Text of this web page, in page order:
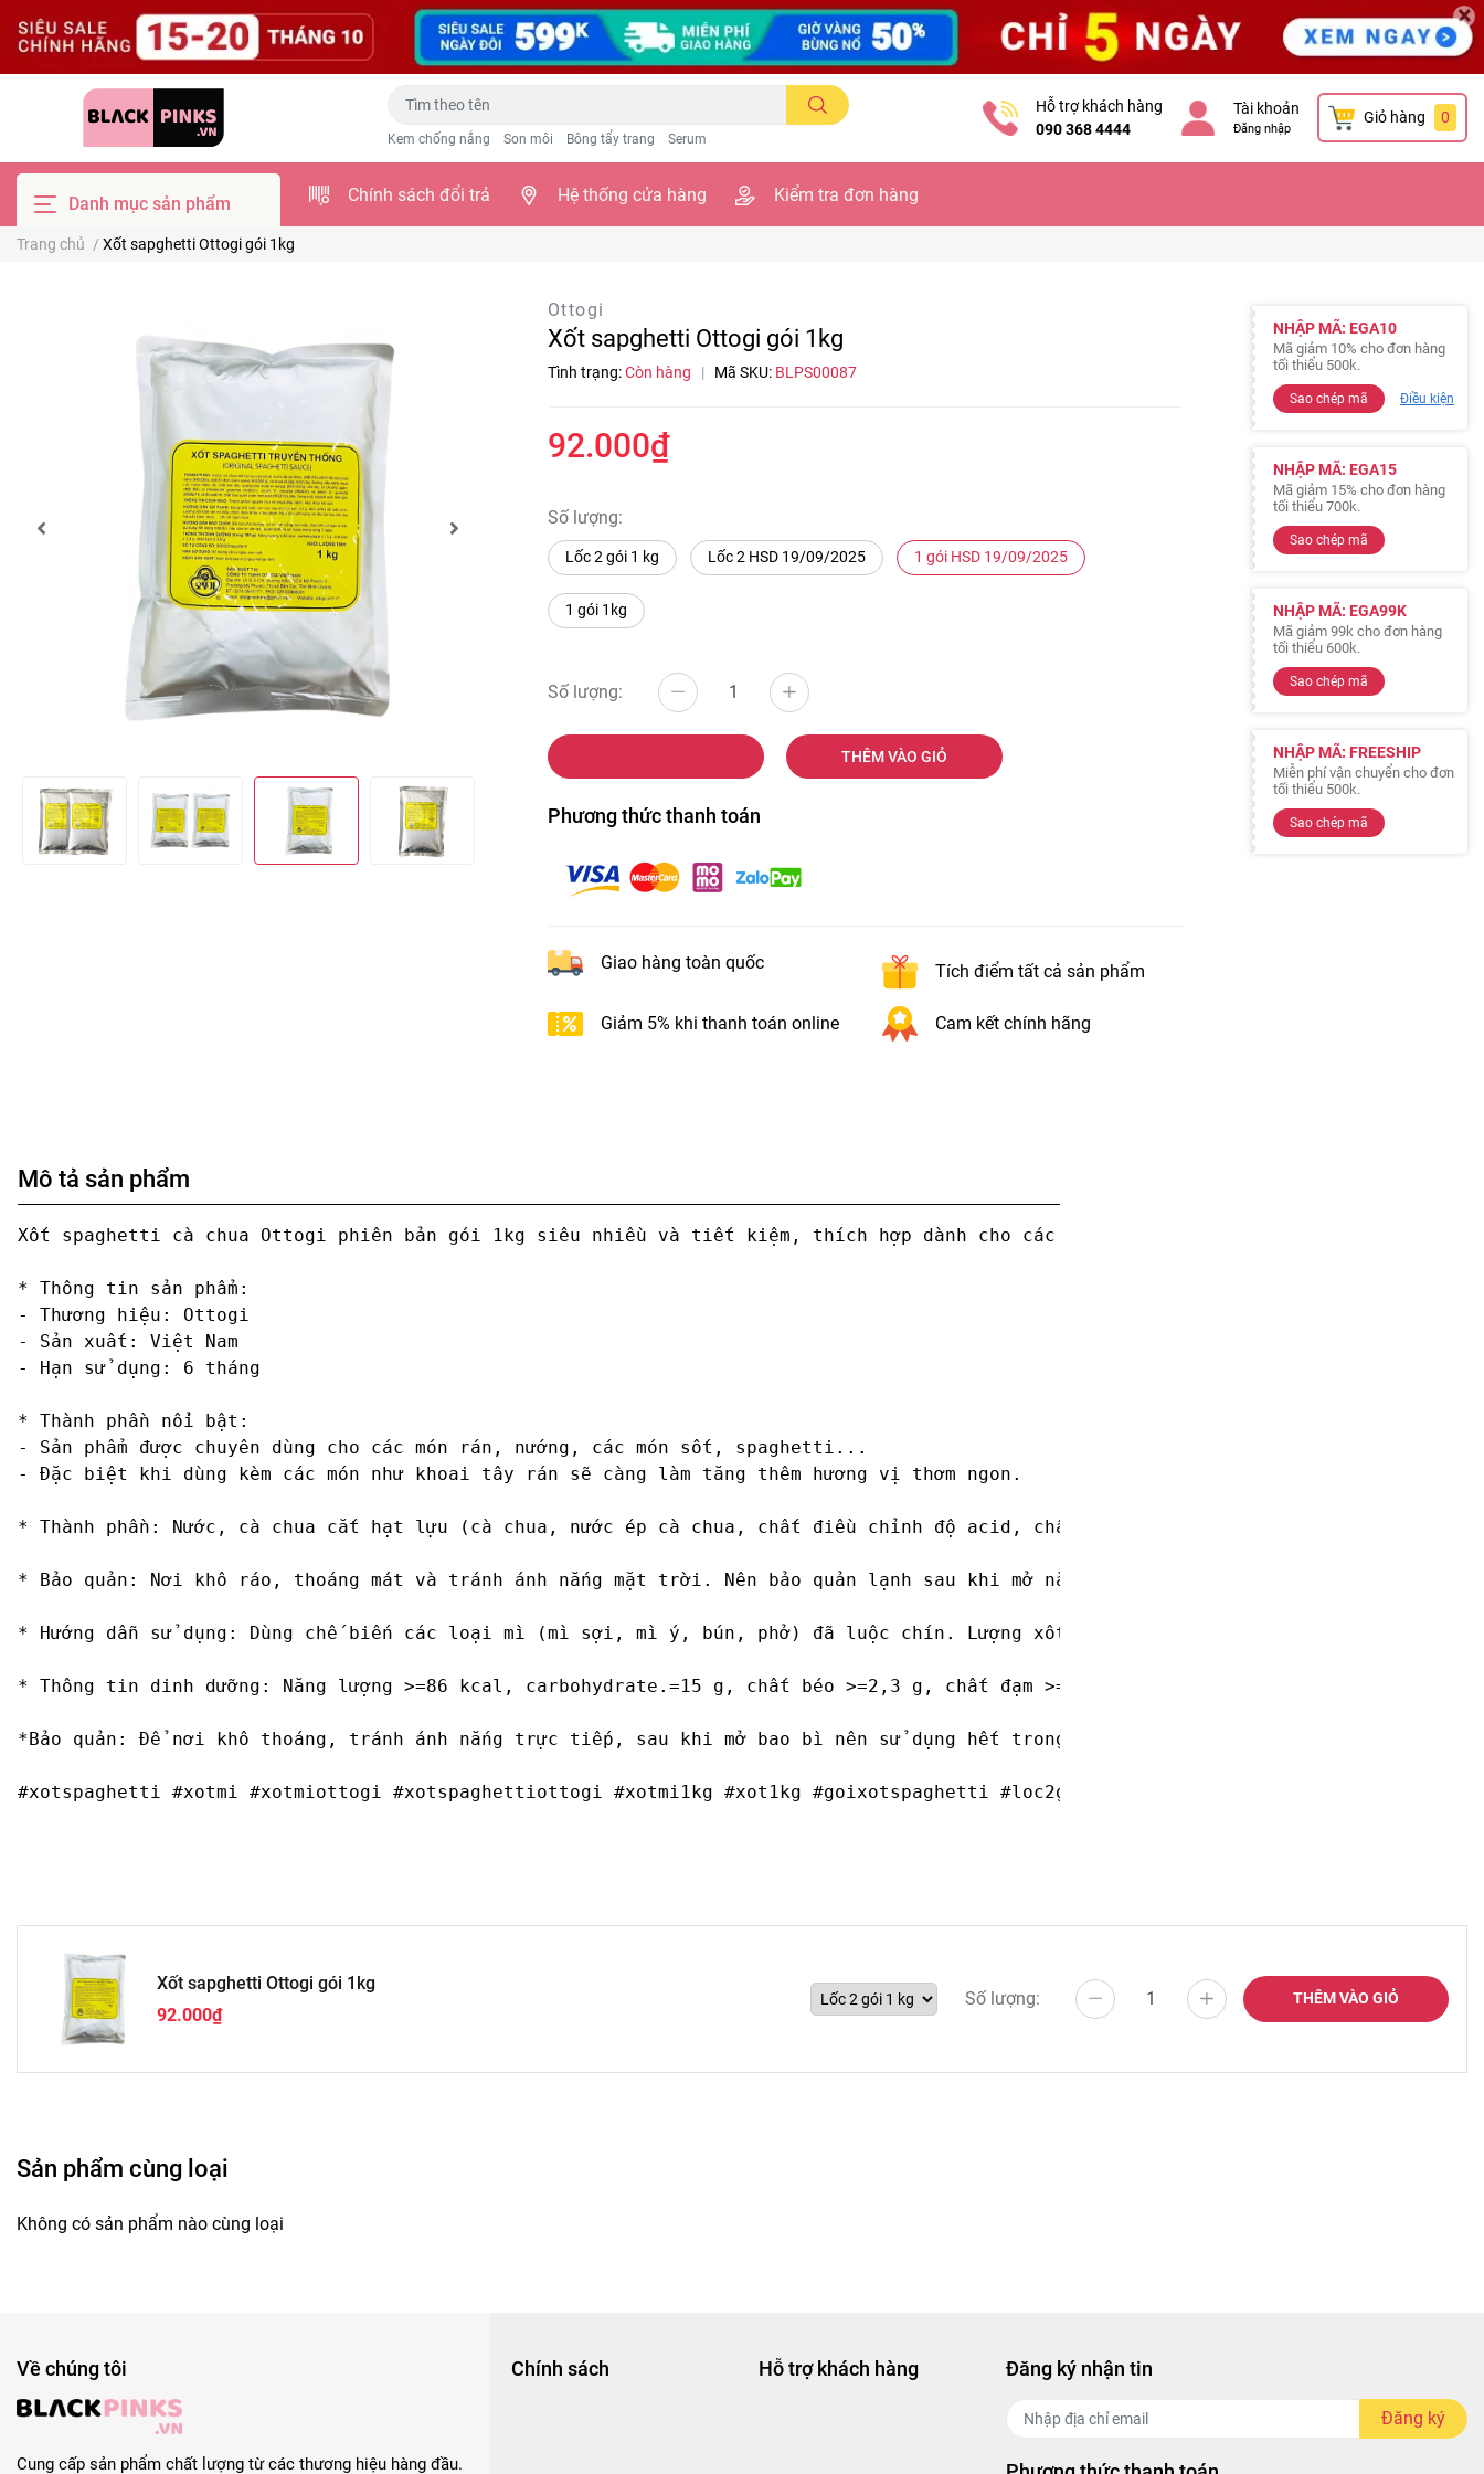
×
Kem chống nắng Son môi Bông tẩy trang Serum
Hỗ trợ khách hàng
090 368 4444
Tài khoản
Đăng nhập
Giỏ hàng 0
Danh mục sản phẩm Chính sách đổi trả Hệ thống cửa hàng Kiểm tra đơn hàng
Trang chủ / Xốt sapghetti Ottogi gói 1kg
Ottogi
Xốt sapghetti Ottogi gói 1kg
Tình trạng:Còn hàng | Mã SKU: BLPS00087
92.000₫
Số lượng:
Lốc 2 gói 1 kg Lốc 2 HSD 19/09/2025 1 gói HSD 19/09/2025
1 gói 1kg
Số lượng:
THÊM VÀO GIỎ
Phương thức thanh toán
Giao hàng toàn quốc Tích điểm tất cả sản phẩm
Giảm 5% khi thanh toán online Cam kết chính hãng
NHẬP MÃ: EGA10
Mã giảm 10% cho đơn hàng
tối thiểu 500k.
Sao chép mã Điều kiện
NHẬP MÃ: EGA15
Mã giảm 15% cho đơn hàng
tối thiểu 700k.
Sao chép mã
NHẬP MÃ: EGA99K
Mã giảm 99k cho đơn hàng
tối thiểu 600k.
Sao chép mã
NHẬP MÃ: FREESHIP
Miễn phí vận chuyển cho đơn
tối thiểu 500k.
Sao chép mã
Mô tả sản phẩm
Xốt spaghetti cà chua Ottogi phiên bản gói 1kg siêu nhiều và tiết kiệm, thích hợp dành cho các quán ăn nhà hàng và team mê pasta có
* Thông tin sản phẩm:
- Thương hiệu: Ottogi
- Sản xuất: Việt Nam
- Hạn sử dụng: 6 tháng
* Thành phần nổi bật:
- Sản phẩm được chuyên dùng cho các món rán, nướng, các món sốt, spaghetti...
- Đặc biệt khi dùng kèm các món như khoai tây rán sẽ càng làm tăng thêm hương vị thơm ngon.
* Thành phần: Nước, cà chua cắt hạt lựu (cà chua, nước ép cà chua, chất điều chỉnh độ acid, chất ổn định, cà chua cô đặc,
* Bảo quản: Nơi khô ráo, thoáng mát và tránh ánh nắng mặt trời. Nên bảo quản lạnh sau khi mở nắp.
* Hướng dẫn sử dụng: Dùng chế biến các loại mì (mì sợi, mì ý, bún, phở) đã luộc chín. Lượng xốt trộn với mì điều hỉnh theo khẩu
* Thông tin dinh dưỡng: Năng lượng >=86 kcal, carbohydrate.=15 g, chất béo >=2,3 g, chất đạm >=0,8 g
*Bảo quản: Để nơi khô thoáng, tránh ánh nắng trực tiếp, sau khi mở bao bì nên sử dụng hết trong một lần
#xotspaghetti #xotmi #xotmiottogi #xotspaghettiottogi #xotmi1kg #xot1kg #goixotspaghetti #loc2goixot #thung10goixot #xotchinhhang
Xốt sapghetti Ottogi gói 1kg
92.000₫
Số lượng: THÊM VÀO GIỎ
Sản phẩm cùng loại
Không có sản phẩm nào cùng loại
Về chúng tôi
Cung cấp sản phẩm chất lượng từ các thương hiệu hàng đầu.
Chính sách Hỗ trợ khách hàng Đăng ký nhận tin
Đăng ký